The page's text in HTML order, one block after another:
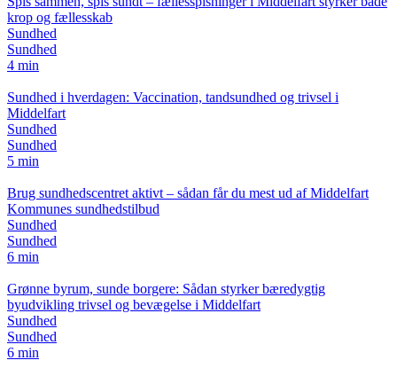
krop og fællesskab
Sundhed
Sundhed
4 min
Sundhed i hverdagen: Vaccination, tandsundhed og trivsel i
Middelfart
Sundhed
Sundhed
5 min
Brug sundhedscentret aktivt – sådan får du mest ud af Middelfart
Kommunes sundhedstilbud
Sundhed
Sundhed
6 min
Grønne byrum, sunde borgere: Sådan styrker bæredygtig
byudvikling trivsel og bevægelse i Middelfart
Sundhed
Sundhed
6 min